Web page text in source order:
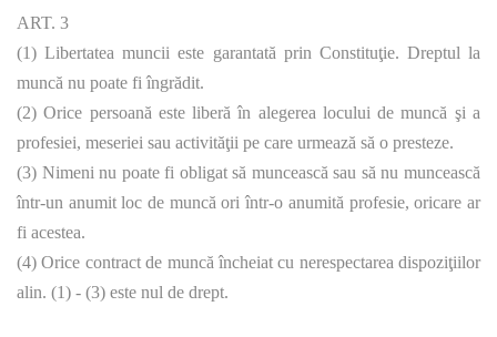
ART. 3
(1) Libertatea muncii este garantată prin Constituţie. Dreptul la
muncă nu poate fi îngrădit.
(2) Orice persoană este liberă în alegerea locului de muncă şi a
profesiei, meseriei sau activităţii pe care urmează să o presteze.
(3) Nimeni nu poate fi obligat să muncească sau să nu muncească
într-un anumit loc de muncă ori într-o anumită profesie, oricare ar
fi acestea.
(4) Orice contract de muncă încheiat cu nerespectarea dispoziţiilor
alin. (1) - (3) este nul de drept.